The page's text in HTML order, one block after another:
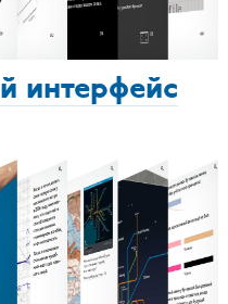
интерфейс